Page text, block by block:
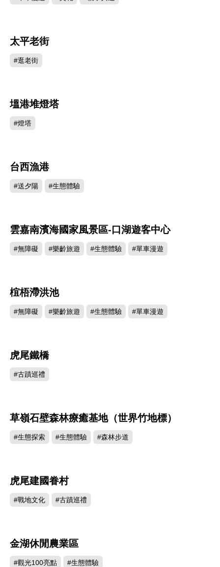
太平老街
#逛老街
塭港堆燈塔
#燈塔
台西漁港
#送夕陽 #生態體驗
44186
雲嘉南濱海國家風景區-口湖遊客中心
#無障礙 #樂齡旅遊 #生態體驗 #單車漫遊
椬梧滯洪池
#無障礙 #樂齡旅遊 #生態體驗 #單車漫遊
虎尾鐵橋
#古蹟巡禮
2336
草嶺石壁森林療癒基地（世界竹地標）
#生態探索 #生態體驗 #森林步道
虎尾建國眷村
#戰地文化 #古蹟巡禮
金湖休閒農業區
#觀光100亮點 #生態體驗